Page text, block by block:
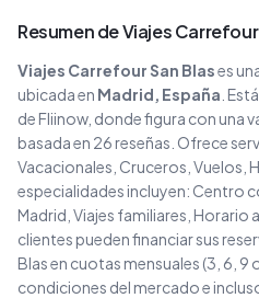
Resumen deViajes Carrefour
Viajes Carrefour San Blases
ubicada en Madrid, España .
de Fliinow, donde figura con una
basada en 26reseñas . Ofrece
Vacacionales, Cruceros, Vuelos,
especialidades incluyen: Centro
Madrid, Viajes familiares, Horario
clientes pueden financiar sus
Blasen cuotas mensuales (3, 6, 9
condiciones del mercado e